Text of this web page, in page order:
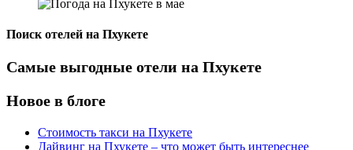
Поиск отелей на Пхукете
Самые выгодные отели на Пхукете
Новое в блоге
Стоимость такси на Пхукете
Дайвинг на Пхукете – что может быть интереснее